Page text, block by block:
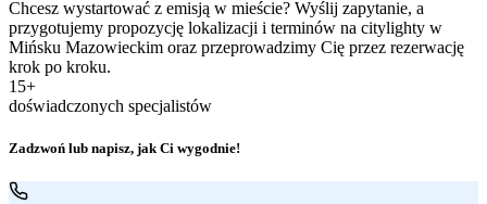
Chcesz wystartować z emisją w mieście? Wyślij zapytanie, a
przygotujemy propozycję lokalizacji i terminów na citylighty w
Mińsku Mazowieckim oraz przeprowadzimy Cię przez rezerwację
krok po kroku.
15+
doświadczonych specjalistów
Zadzwoń lub napisz, jak Ci wygodnie!